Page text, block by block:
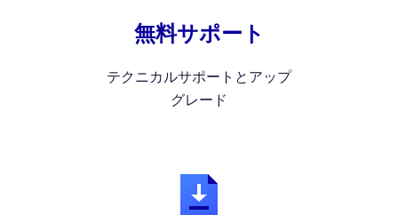
無料サポート
テクニカルサポートとアップ
グレード